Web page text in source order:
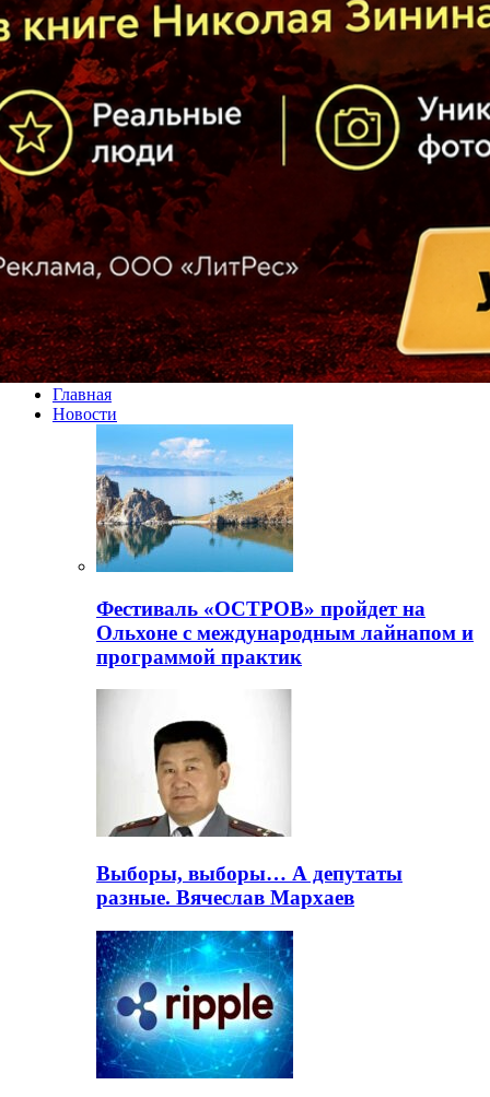
Главная
Новости
Фестиваль «ОСТРОВ» пройдет на
Ольхоне с международным лайнапом и
программой практик
Выборы, выборы… А депутаты
разные. Вячеслав Мархаев